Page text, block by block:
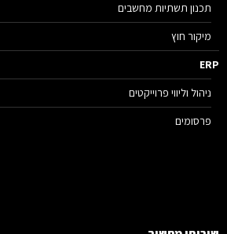
תכנון תשתיות מחשבים
מיקור חוץ
ניהול וליווי פרוייקטים
פרסומים